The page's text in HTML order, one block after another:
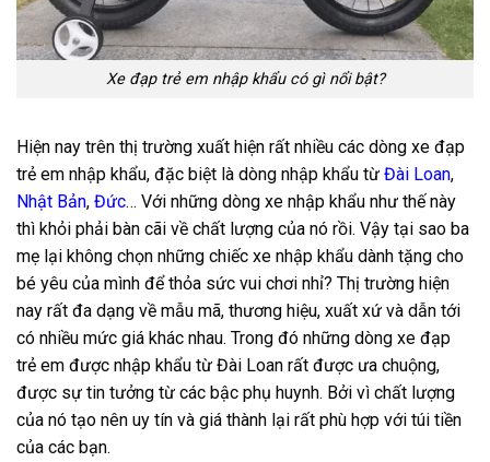
Xe đạp trẻ em nhập khẩu có gì nổi bật?
Hiện nay trên thị trường xuất hiện rất nhiều các dòng xe đạp
trẻ em nhập khẩu, đặc biệt là dòng nhập khẩu từ Đài Loan,
Nhật Bản, Đức… Với những dòng xe nhập khẩu như thế này
thì khỏi phải bàn cãi về chất lượng của nó rồi. Vậy tại sao ba
mẹ lại không chọn những chiếc xe nhập khẩu dành tặng cho
bé yêu của mình để thỏa sức vui chơi nhỉ? Thị trường hiện
nay rất đa dạng về mẫu mã, thương hiệu, xuất xứ và dẫn tới
có nhiều mức giá khác nhau. Trong đó những dòng xe đạp
trẻ em được nhập khẩu từ Đài Loan rất được ưa chuộng,
được sự tin tưởng từ các bậc phụ huynh. Bởi vì chất lượng
của nó tạo nên uy tín và giá thành lại rất phù hợp với túi tiền
của các bạn.